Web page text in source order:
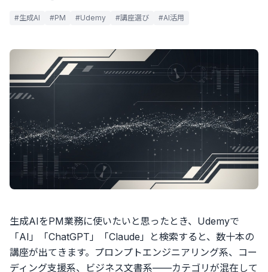
#生成AI #PM #Udemy #講座選び #AI活用
生成AIをPM業務に使いたいと思ったとき、Udemyで
「AI」「ChatGPT」「Claude」と検索すると、数十本の
講座が出てきます。プロンプトエンジニアリング系、コー
ディング支援系、ビジネス文書系——カテゴリが混在して